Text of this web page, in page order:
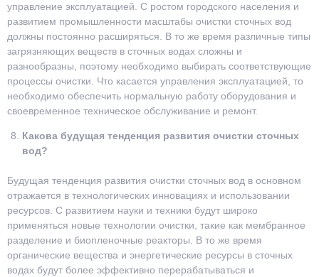
управление эксплуатацией. С ростом городского населения и
развитием промышленности масштабы очистки сточных вод
должны постоянно расширяться. В то же время различные типы
загрязняющих веществ в сточных водах сложны и
разнообразны, поэтому необходимо выбирать соответствующие
процессы очистки. Что касается управления эксплуатацией, то
необходимо обеспечить нормальную работу оборудования и
своевременное техническое обслуживание и ремонт.
Какова будущая тенденция развития очистки сточных
вод?
Будущая тенденция развития очистки сточных вод в основном
отражается в технологических инновациях и использовании
ресурсов. С развитием науки и техники будут широко
применяться новые технологии очистки, такие как мембранное
разделение и биопленочные реакторы. В то же время
органические вещества и энергетические ресурсы в сточных
водах будут более эффективно перерабатываться и